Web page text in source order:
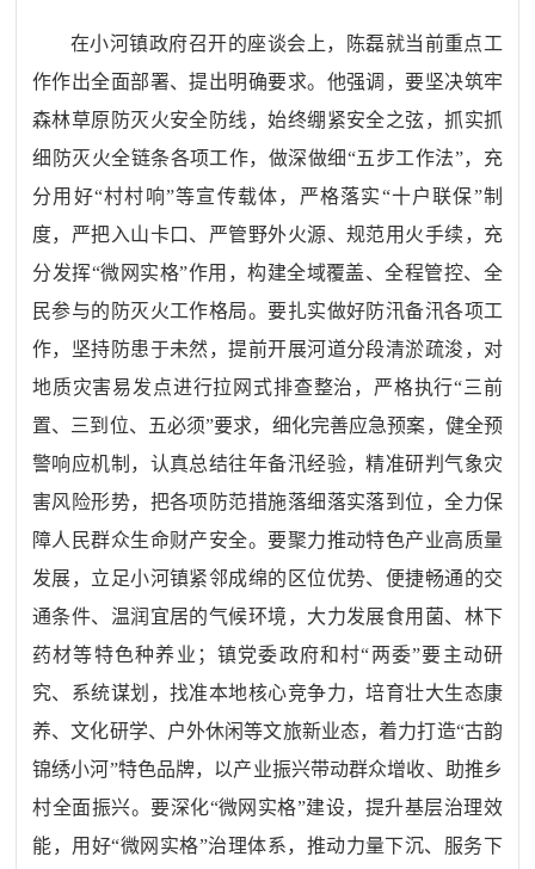
在小河镇政府召开的座谈会上，陈磊就当前重点工
作作出全面部署、提出明确要求。他强调，要坚决筑牢
森林草原防灭火安全防线，始终绷紧安全之弦，抓实抓
细防灭火全链条各项工作，做深做细“五步工作法”，充
分用好“村村响”等宣传载体，严格落实“十户联保”制
度，严把入山卡口、严管野外火源、规范用火手续，充
分发挥“微网实格”作用，构建全域覆盖、全程管控、全
民参与的防灭火工作格局。要扎实做好防汛备汛各项工
作，坚持防患于未然，提前开展河道分段清淤疏浚，对
地质灾害易发点进行拉网式排查整治，严格执行“三前
置、三到位、五必须”要求，细化完善应急预案，健全预
警响应机制，认真总结往年备汛经验，精准研判气象灾
害风险形势，把各项防范措施落细落实落到位，全力保
障人民群众生命财产安全。要聚力推动特色产业高质量
发展，立足小河镇紧邻成绵的区位优势、便捷畅通的交
通条件、温润宜居的气候环境，大力发展食用菌、林下
药材等特色种养业；镇党委政府和村“两委”要主动研
究、系统谋划，找准本地核心竞争力，培育壮大生态康
养、文化研学、户外休闲等文旅新业态，着力打造“古韵
锦绣小河”特色品牌，以产业振兴带动群众增收、助推乡
村全面振兴。要深化“微网实格”建设，提升基层治理效
能，用好“微网实格”治理体系，推动力量下沉、服务下